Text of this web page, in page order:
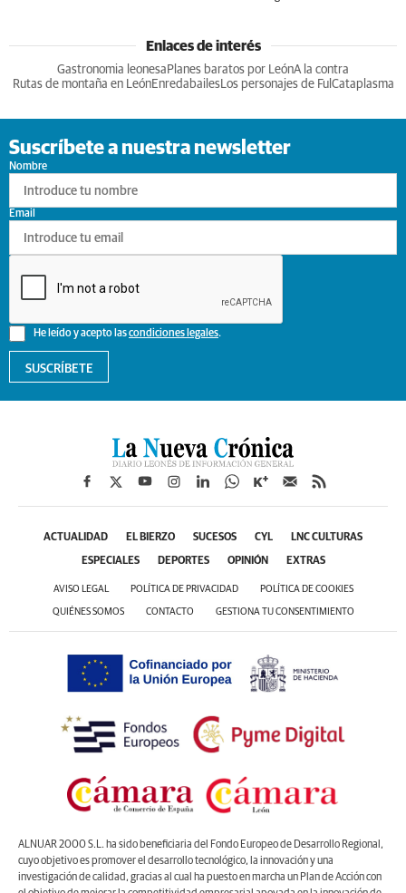
Enlaces de interés
Gastronomia leonesa Planes baratos por LeónA la contra
Rutas de montaña en LeónEnredabailesLos personajes de Ful Cataplasma
Suscríbete a nuestra newsletter
Nombre
He leído y acepto lascondiciones legales.
Email
SUSCRÍBETE
ACTUALIDAD EL BIERZO SUCESOS CYL LNC CULTURAS
ESPECIALES DEPORTES OPINIÓN EXTRAS
AVISO LEGAL POLÍTICA DE PRIVACIDAD POLÍTICA DE COOKIES
QUIÉNES SOMOS CONTACTO GESTIONA TU CONSENTIMIENTO
ALNUAR 2000 S.L. ha sido beneficiaria del Fondo Europeo de Desarrollo Regional,
cuyo objetivo es promover el desarrollo tecnológico, la innovación y una
investigación de calidad, gracias al cual ha puesto en marcha un Plan de Acción con